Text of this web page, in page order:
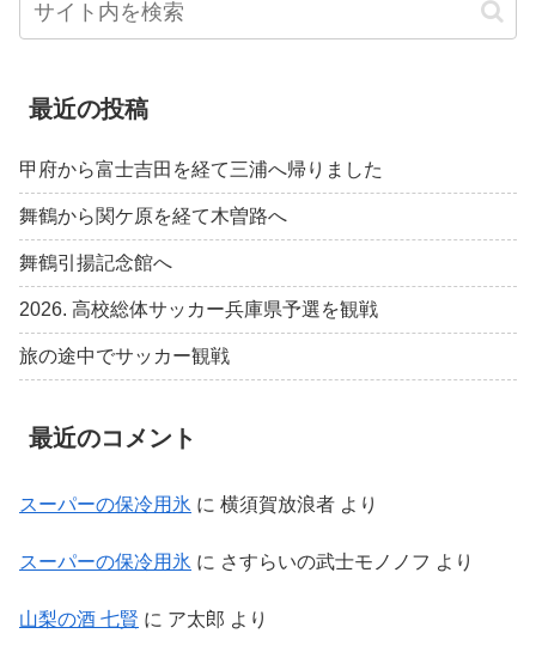
最近の投稿
甲府から富士吉田を経て三浦へ帰りました
舞鶴から関ケ原を経て木曽路へ
舞鶴引揚記念館へ
2026. 高校総体サッカー兵庫県予選を観戦
旅の途中でサッカー観戦
最近のコメント
スーパーの保冷用氷 に 横須賀放浪者 より
スーパーの保冷用氷 に さすらいの武士モノノフ より
山梨の酒 七賢 に ア太郎 より